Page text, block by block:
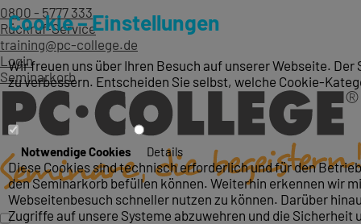
0800 - 5777 333
Rückruf-Service
training@pc-college.de
Login
Seminarkorb
Cookie – Einstellungen
Wir freuen uns über Ihren Besuch auf unserer Webseite.
zu verbessern. Entscheiden Sie selbst, welche Cookie-
Notwendige Cookies Details
Diese Cookies sind technisch erforderlich und für den
den Seminarkorb befüllen können. Weiterhin erkennen wir
Webseitenbesuch schneller nutzen zu können. Darüber
Zugriffe auf unsere Systeme abzuwehren und die Sicherheit